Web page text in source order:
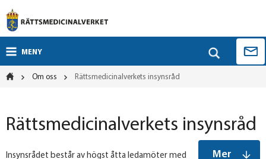
MENY
Om oss Rättsmedicinalverkets insynsråd
Rättsmedicinalverkets insynsråd
Mer
Insynsrådet består av högst åtta ledamöter med